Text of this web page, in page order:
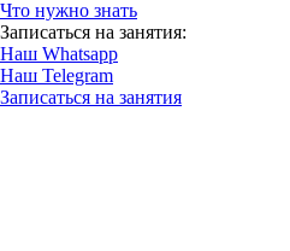
Что нужно знать
Записаться на занятия:
Наш Whatsapp
Наш Telegram
Записаться на занятия